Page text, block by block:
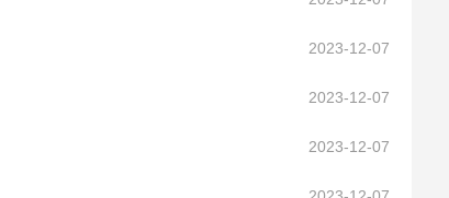
2023-12-07
2023-12-07
2023-12-07